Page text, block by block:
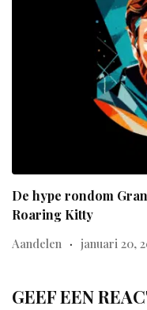
De hype rondom
Roaring Kitty
Aandelen januari 20,
GEEF EEN